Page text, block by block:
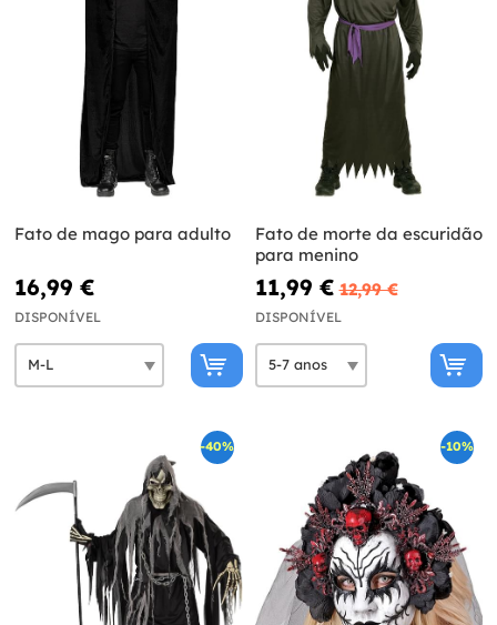
Fato de mago para adulto
16,99 €
DISPONÍVEL
Fato de morte da escuridão
para menino
11,99 € 12,99 €
DISPONÍVEL
-40% -10%